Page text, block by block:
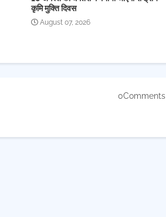
कृमि मुक्ति दिवस
August 07, 2026
0Comments